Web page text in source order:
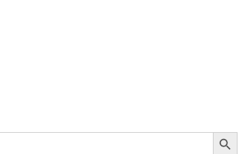
Search Button